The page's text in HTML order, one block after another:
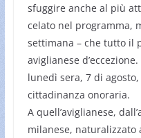
sfuggire anche al più
celato nel programma,
settimana – che tutto il
aviglianese
lunedì sera, 7 di
cittadinanza onoraria.
A quell’aviglianese,
milanese, naturalizzato